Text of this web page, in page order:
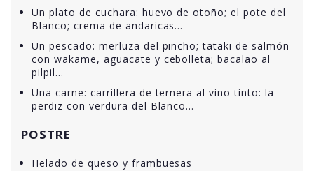
Un plato de cuchara: huevo de otoño; el pote del
Blanco; crema de andaricas…
Un pescado: merluza del pincho; tataki de salmón
con wakame, aguacate y cebolleta; bacalao al
pilpil…
Una carne: carrillera de ternera al vino tinto: la
perdiz con verdura del Blanco…
POSTRE
Helado de queso y frambuesas